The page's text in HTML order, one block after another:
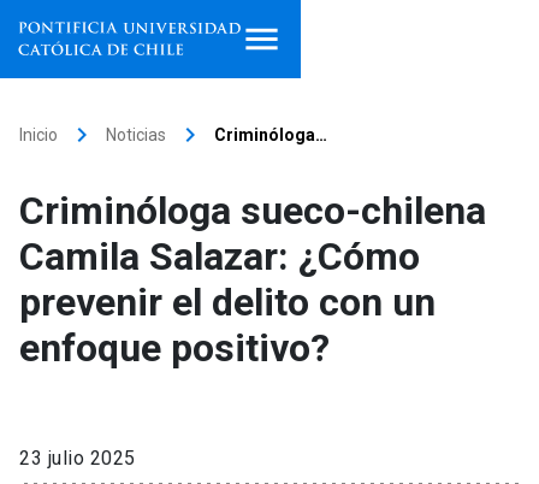
Facultades, escuelas e
institutos
Investigación
Inicio keyboard_arrow_right Noticias keyboard_arrow_right Criminóloga…
Criminóloga sueco-chilena
Camila Salazar: ¿Cómo
prevenir el delito con un
enfoque positivo?
23 julio 2025